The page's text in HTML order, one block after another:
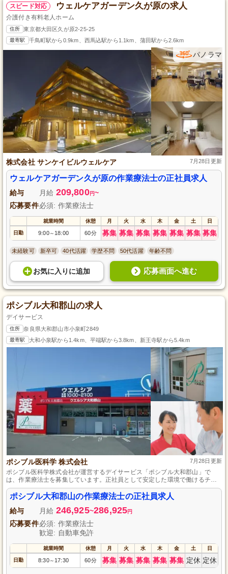
スピード対応 ウェルケアガーデン久が原の求人
介護付き有料老人ホーム
住所 東京都大田区久が原2-25-25
最寄駅 千鳥町駅から0.9km、西馬込駅から1.1km、蒲田駅から2.6km
パノラマ
株式会社 サンケイビルウェルケア 7月28日更新
ウェルケアガーデン久が原の作業療法士の正社員求人
給与 月給 209,800円~
応募要件必須: 作業療法士
就業時間 休憩 月 火 水 木 金 土 日
日勤 9:00～ 18:00 60分 募集 募集 募集 募集 募集 募集 募集
未経験可 新卒可 40代活躍 学歴不問 50代活躍 年齢不問
お気に入り に追加 応募画面へ進む
ポシブル大和郡山の求人
デイサービス
住所 奈良県大和郡山市小泉町2849
最寄駅 大和小泉駅から1.4km、平端駅から3.8km、新王寺駅から5.4km
ポシブル医科学 株式会社 7月28日更新
ポシブル医科学株式会社が運営するデイサービス「ポシブル大和郡山」で
は、作業療法士を募集しています。正社員として安定した環境で働けるチャ
ンスです。利用者様の日常生活をサポートし、充実した支援を提供するやり
がいのある仕事です。資格や経験がなくても、あなたの意欲を大切にしま
す。共に成長しながら、地域医療に貢献しませんか？
ポシブル大和郡山の作業療法士の正社員求人
給与 月給 246,925~286,925円
応募要件必須: 作業療法士
歓迎: 自動車免許
就業時間 休憩 月 火 水 木 金 土 日
日勤 8:30～ 17:30 60分 募集 募集 募集 募集 募集 定休 定休